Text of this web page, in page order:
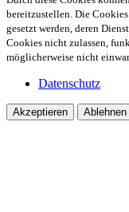
bereitzustellen. Die
gesetzt werden, deren
Cookies nicht zulassen,
möglicherweise nicht
Datenschutz
Akzeptieren Ablehnen